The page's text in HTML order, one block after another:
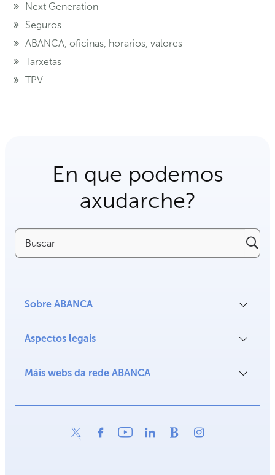
Next Generation
Seguros
ABANCA, oficinas, horarios, valores
Tarxetas
TPV
En que podemos
axudarche?
Buscar
Sobre ABANCA
Aspectos legais
Máis webs da rede ABANCA